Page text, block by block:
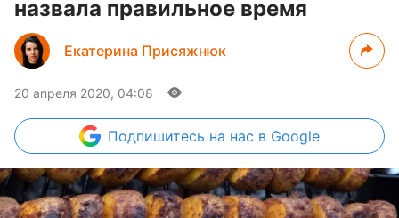
назвала правильное время
Екатерина Присяжнюк
20 апреля 2020, 04:08
Подпишитесь на нас в Google